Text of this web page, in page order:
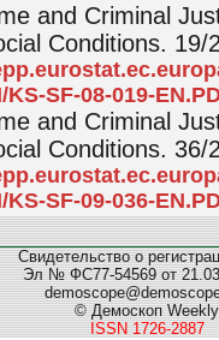
and Criminal
Conditions. 19/
KS-SF-08-019-
and Criminal
Conditions. 36/
KS-SF-09-036-
Свидетельство о
Эл № ФС77-54569 от
© Демоскоп Weekly
ISSN 1726-2887